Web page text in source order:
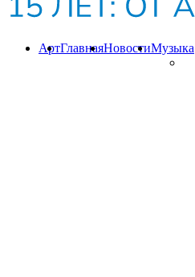
Музыка
Новости
Главная
Арт